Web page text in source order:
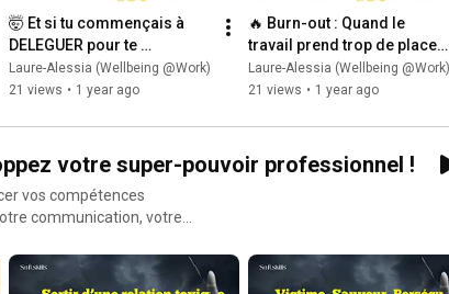
#formationenentreprise
🤯 Et si tu commençais à
DELEGUER pour te
SOULAGER? 💼
Laure-Alessia (Wellbeing @Work)
21 views • 1 year ago
🔥 Burn-out : Quand le
travail prend trop de place…
🏢😵
Laure-Alessia (Wellbeing @Work)
21 views • 1 year ago
votre super-pouvoir professionnel !
vos compétences
même dans votre vie